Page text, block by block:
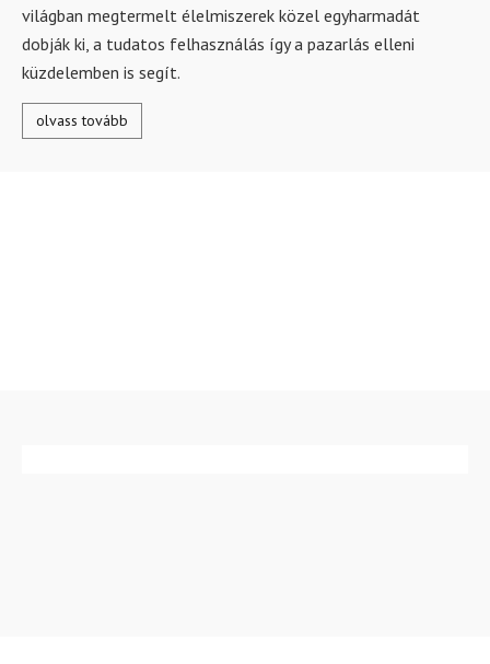
világban megtermelt élelmiszerek közel egyharmadát
dobják ki, a tudatos felhasználás így a pazarlás elleni
küzdelemben is segít.
olvass tovább